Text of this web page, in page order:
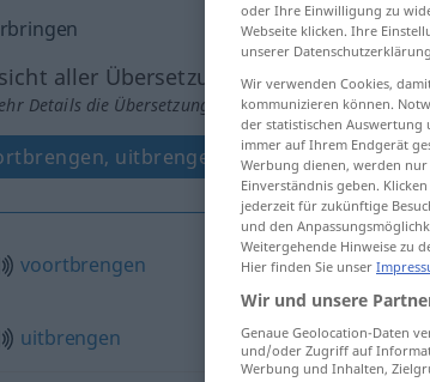
aller Übersetzungen
Details die Übersetzung anklicken/antippen)
uitbrengen
voortbrengen
uitbrengen
oder Ihre Einwilligung zu
Webseite klicken. Ihre
unserer
Wir verwenden Cookies,
kommunizieren können.
der statistischen Auswertung
immer auf Ihrem Endgerät
Werbung dienen, werden
Einverständnis geben.
jederzeit für zukünftige
und den
Weitergehende Hinweise zu
Hier finden Sie unser
Wir und unsere
Genaue Geolocation-Daten
und/oder Zugriff auf
Werbung und Inhalten,